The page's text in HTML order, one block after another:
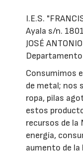
I.E.S.
Ayala s/n.
JOSÉ
Consumimos
de metal; nos
ropa, pilas
estos
recursos de la
energía,
aumento de la